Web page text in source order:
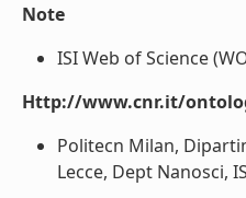
Note
ISI Web of Science
Http://www.cnr.it/
Politecn Milan,
Lecce, Dept Nanosci,